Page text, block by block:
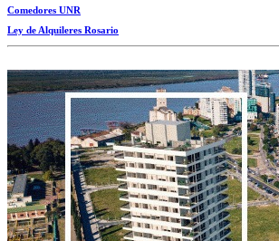
Comedores UNR
Ley de Alquileres Rosario